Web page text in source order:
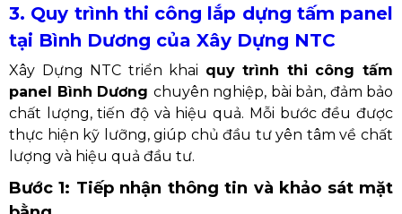
3. Quy trình thi công lắp dựng tấm panel
tại Bình Dương của Xây Dựng NTC
Xây Dựng NTC triển khai quy trình thi công tấm
panel Bình Dương chuyên nghiệp, bài bản, đảm bảo
chất lượng, tiến độ và hiệu quả. Mỗi bước đều được
thực hiện kỹ lưỡng, giúp chủ đầu tư yên tâm về chất
lượng và hiệu quả đầu tư.
Bước 1: Tiếp nhận thông tin và khảo sát mặt